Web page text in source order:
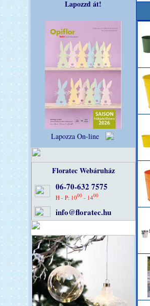
Lapozzd át!
Lapozza On-line
Floratec Webáruház
06-70-632 7575
H - P: 1000- 1400
info@floratec.hu